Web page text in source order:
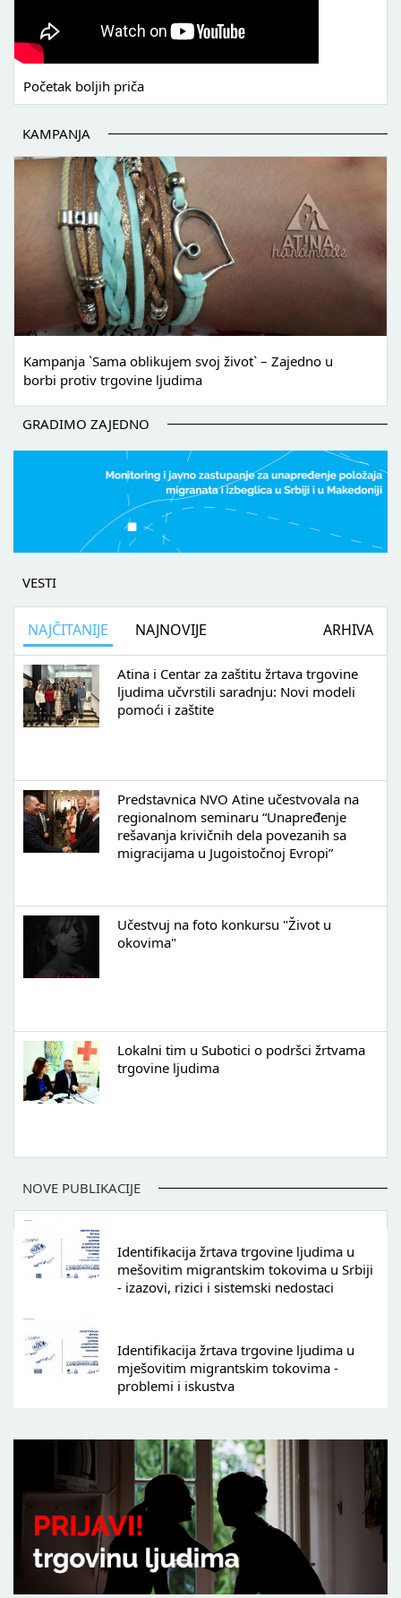
Početak boljih priča
KAMPANJA
Kampanja `Sama oblikujem svoj život` – Zajedno u
borbi protiv trgovine ljudima
GRADIMO ZAJEDNO
VESTI
ARHIVA
NAJČITANIJE NAJNOVIJE
Atina i Centar za zaštitu žrtava trgovine
ljudima učvrstili saradnju: Novi modeli
pomoći i zaštite
Predstavnica NVO Atine učestvovala na
regionalnom seminaru “Unapređenje
rešavanja krivičnih dela povezanih sa
migracijama u Jugoistočnoj Evropi”
Učestvuj na foto konkursu "Život u
okovima"
Lokalni tim u Subotici o podršci žrtvama
trgovine ljudima
NOVE PUBLIKACIJE
Identifikacija žrtava trgovine ljudima u
mešovitim migrantskim tokovima u Srbiji
- izazovi, rizici i sistemski nedostaci
Identifikacija žrtava trgovine ljudima u
mješovitim migrantskim tokovima -
problemi i iskustva